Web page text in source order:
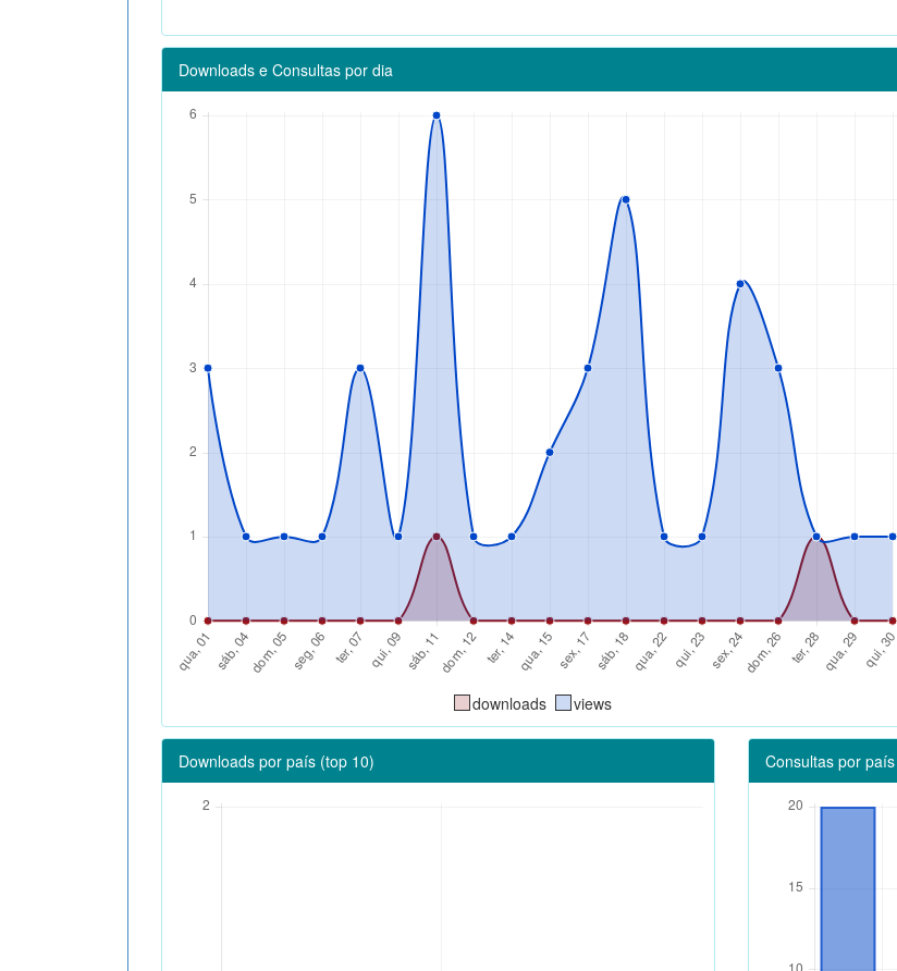
Downloads e Consultas por dia
downloads views
Downloads por país (top 10) Consultas por